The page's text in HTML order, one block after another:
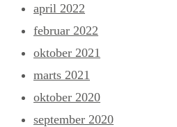
april 2022
februar 2022
oktober 2021
marts 2021
oktober 2020
september 2020